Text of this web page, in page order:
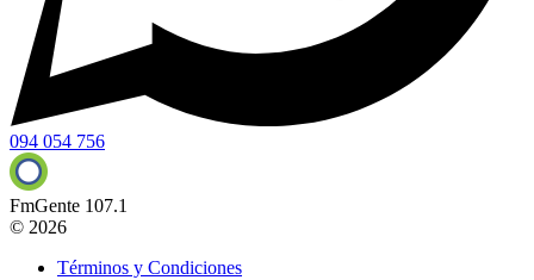
094 054 756
FmGente 107.1
© 2026
Términos y Condiciones